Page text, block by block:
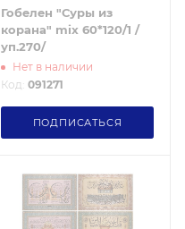
Гобелен "Суры из
корана" mix 60*120/1 /
уп.270/
Нет в наличии
Код: 091271
ПОДПИСАТЬСЯ